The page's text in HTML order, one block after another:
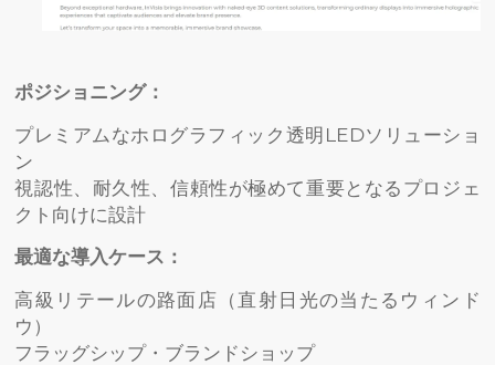
ポジショニング：
プレミアムなホログラフィック透明LEDソリューショ
ン
視認性、耐久性、信頼性が極めて重要となるプロジェ
クト向けに設計
最適な導入ケース：
高級リテールの路面店（直射日光の当たるウィンド
ウ）
フラッグシップ・ブランドショップ